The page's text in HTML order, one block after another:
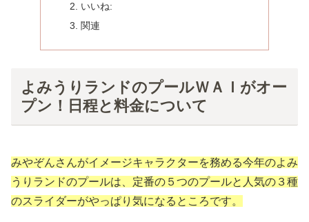
いいね:
関連
よみうりランドのプールＷＡＩがオー
プン！日程と料金について
みやぞんさんがイメージキャラクターを務める今年のよみ
うりランドのプールは、定番の５つのプールと人気の３種
のスライダーがやっぱり気になるところです。